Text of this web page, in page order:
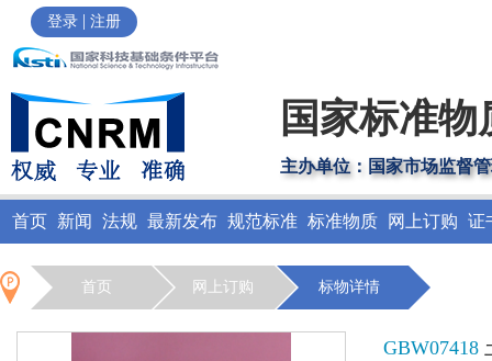
登录 | 注册
国家标准
主办单位：国家市场监督
首页 新闻 法规 最新发布 规范标准 标准物质 网上订购 证
首页 网上订购 标物详情
GBW07418